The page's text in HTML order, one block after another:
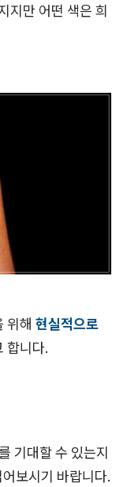
지만 어떤 색은 희
위해 현실적으로
합니다.
기대할 수 있는지
보시기 바랍니다.